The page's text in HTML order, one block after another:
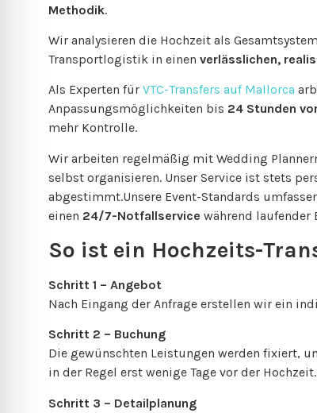
Methodik.
Wir analysieren die Hochzeit als
Transportlogistik in einen verlässlichen,
Als Experten für VTC-Transfers auf Mallorca
Anpassungsmöglichkeiten bis 24 Stunden
mehr Kontrolle.
Wir arbeiten regelmäßig mit Wedding
selbst organisieren. Unser Service ist stets
abgestimmt.Unsere Event-Standards
einen 24/7-Notfallservice während laufender
So ist ein Hochzeits-
Schritt 1 – Angebot
Nach Eingang der Anfrage erstellen wir ein
Schritt 2 – Buchung
Die gewünschten Leistungen werden fixiert,
in der Regel erst wenige Tage vor der Hochzeit.
Schritt 3 – Detailplanung